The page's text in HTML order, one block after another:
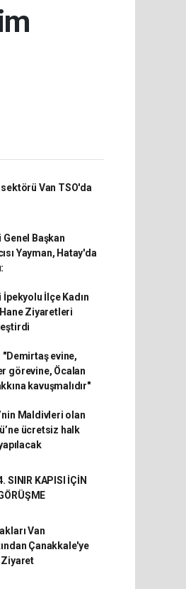
Van TSO'da
Genel Başkan
Yayman, Hatay'da
İpekyolu İlçe Kadın
Hane Ziyaretleri
"Demirtaş evine,
görevine, Öcalan
kavuşmalıdır"
Maldivleri olan
ücretsiz halk
SINIR KAPISI İÇİN
Van
Çanakkale'ye
Ziyaret